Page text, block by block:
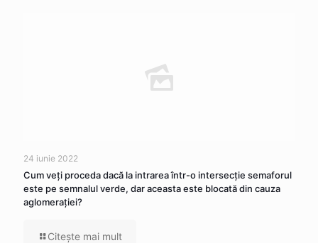
24 iunie 2022
Cum veţi proceda dacă la intrarea într-o intersecţie semaforul
este pe semnalul verde, dar aceasta este blocată din cauza
aglomeraţiei?
Citeşte mai mult